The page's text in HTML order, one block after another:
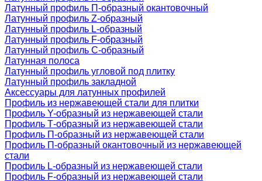
Латунный профиль П-образный окантовочный
Латунный профиль Z-образный
Латунный профиль L-образный
Латунный профиль F-образный
Латунный профиль C-образный
Латунная полоса
Латунный профиль угловой под плитку
Латунный профиль закладной
Аксессуары для латунных профилей
Профиль из нержавеющей стали для плитки
Профиль Y-образный из нержавеющей стали
Профиль Т-образный из нержавеющей стали
Профиль П-образный из нержавеющей стали
Профиль П-образный окантовочный из нержавеющей
стали
Профиль L-образный из нержавеющей стали
Профиль F-образный из нержавеющей стали